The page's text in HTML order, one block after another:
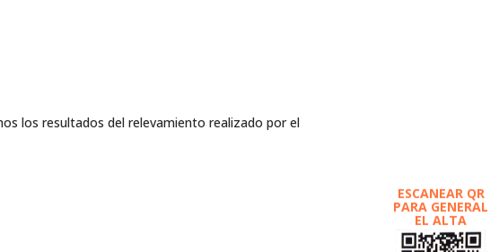
ESCANEAR QR
PARA GENERAL
EL ALTA
los resultados del relevamiento realizado por el